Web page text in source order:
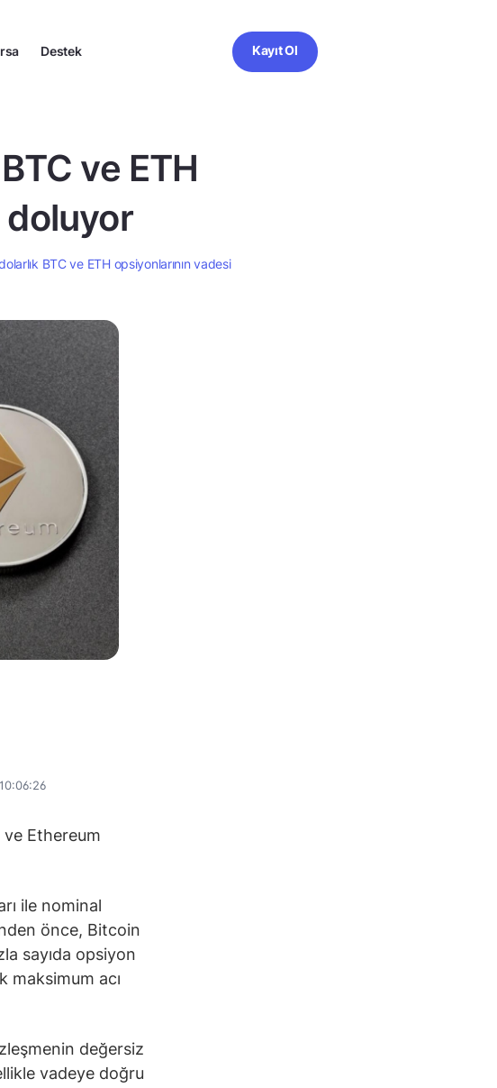
Destek Kayıt Ol
ve ETH
doluyor
BTC ve ETH opsiyonlarının vadesi
10:06:26
Ethereum
ile nominal
önce, Bitcoin
sayıda opsiyon
maksimum acı
değersiz
vadeye doğru